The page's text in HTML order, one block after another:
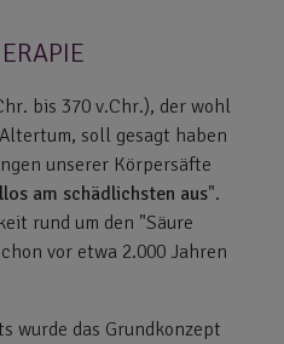
bis 370 v.Chr.), der wohl
soll gesagt haben
unserer Körpersäfte
am schädlichsten aus".
rund um den "Säure
vor etwa 2.000 Jahren
wurde das Grundkonzept